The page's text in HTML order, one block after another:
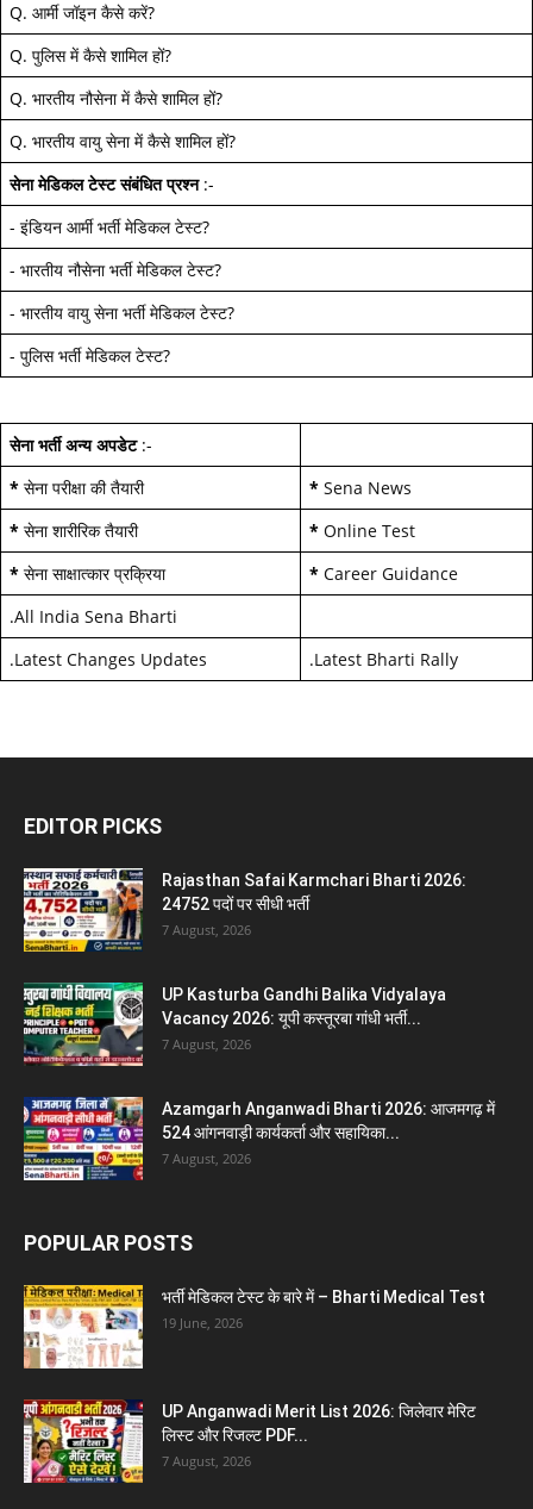
Q. आर्मी जॉइन कैसे करें?
Q. पुलिस में कैसे शामिल हों?
Q. भारतीय नौसेना में कैसे शामिल हों?
Q. भारतीय वायु सेना में कैसे शामिल हों?
सेना मेडिकल टेस्ट संबंधित प्रश्न:-
- इंडियन आर्मी भर्ती मेडिकल टेस्ट?
- भारतीय नौसेना भर्ती मेडिकल टेस्ट?
- भारतीय वायु सेना भर्ती मेडिकल टेस्ट?
- पुलिस भर्ती मेडिकल टेस्ट?
सेना भर्ती अन्य अपडेट:-
* सेना परीक्षा की तैयारी * Sena News
* सेना शारीरिक तैयारी * Online Test
* सेना साक्षात्कार प्रक्रिया * Career Guidance
.All India Sena Bharti
.Latest Changes Updates .Latest Bharti Rally
EDITOR PICKS
Rajasthan Safai Karmchari Bharti 2026:
24752 पदों पर सीधी भर्ती
7 August, 2026
UP Kasturba Gandhi Balika Vidyalaya
Vacancy 2026: यूपी कस्तूरबा गांधी भर्ती...
7 August, 2026
Azamgarh Anganwadi Bharti 2026: आजमगढ़ में
524 आंगनवाड़ी कार्यकर्ता और सहायिका...
7 August, 2026
POPULAR POSTS
भर्ती मेडिकल टेस्ट के बारे में – Bharti Medical Test
19 June, 2026
UP Anganwadi Merit List 2026: जिलेवार मेरिट
लिस्ट और रिजल्ट PDF...
7 August, 2026